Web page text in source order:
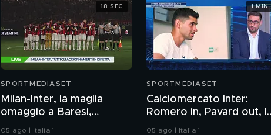
SPORTMEDIASET
Milan-Inter, la maglia
omaggio a Baresi,
applausi a minuto 6
05 ago | Italia 1
18 SEC
SPORTMEDIASET
Calciomercato Inter:
Romero in, Pavard out,
specifiche
05 ago | Italia 1
1 MIN